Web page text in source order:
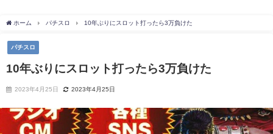
ホーム パチスロ 10年ぶりにスロット打ったら3万負けた
パチスロ
10年ぶりにスロット打ったら3万負けた
2023年4月25日 2023年4月25日